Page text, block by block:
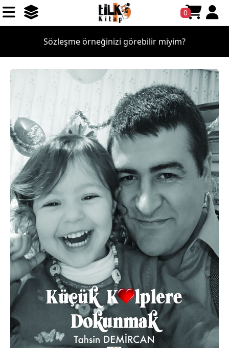
0
Sözleşme örneğinizi görebilir miyim?